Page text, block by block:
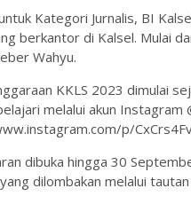
Kategori Jurnalis, BI
berkantor di Kalsel. Mulai
Wahyu.
KKLS 2023 dimulai
melalui akun Instagram
p/
dibuka hingga 30
dilombakan melalui